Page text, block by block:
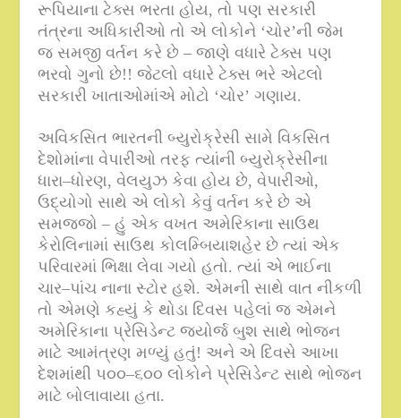
રૂપિયાના ટેક્સ ભરતા હોય,તો પણ સરકારી
તંત્રના અધિકારીઓ તો એ લોકોને ‘ચોર’ની જેમ
જ સમજી વર્તન કરે છે – જાણે વધારે ટેક્સ પણ
ભરવો ગુનો છે!!જેટલો વધારે ટેક્સ ભરે એટલો
સરકારી ખાતાઓમાંએ મોટો ‘ચોર’ ગણાય.
અવિકસિત ભારતની બ્યુરોક્રેસી સામે વિકસિત
દેશોમાંના વેપારીઓ તરફ ત્યાંની બ્યુરોક્રેસીના
ધારા–ધોરણ,વેલયુઝ કેવા હોય છે,વેપારીઓ,
ઉદ્યોગો સાથે એ લોકો કેવું વર્તન કરે છે એ
સમજજો – હું એક વખત અમેરિકાના સાઉથ
કેરોલિનામાં સાઉથ કોલમ્બિયાશહેર છે ત્યાં એક
પરિવારમાં ભિક્ષા લેવા ગયો હતો.ત્યાં એ ભાઈના
ચાર–પાંચ નાના સ્ટોર હશે. એમની સાથે વાત નીકળી
તો એમણે કહ્યું કે થોડા દિવસ પહેલાં જ એમને
અમેરિકાના પ્રેસિડેન્ટ જ્યોર્જ બુશ સાથે ભોજન
માટે આમંત્રણ મળ્યું હતું! અને એ દિવસે આખા
દેશમાંથી ૫૦૦–૬૦૦ લોકોને પ્રેસિડેન્ટ સાથે ભોજન
માટે બોલાવાયા હતા.